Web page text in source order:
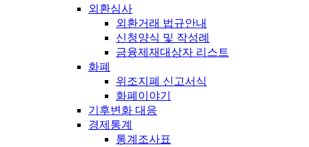
외환심사
외환거래 법규안내
신청양식 및 작성례
금융제재대상자 리스트
화폐
위조지폐 신고서식
화폐이야기
기후변화 대응
경제통계
통계조사표